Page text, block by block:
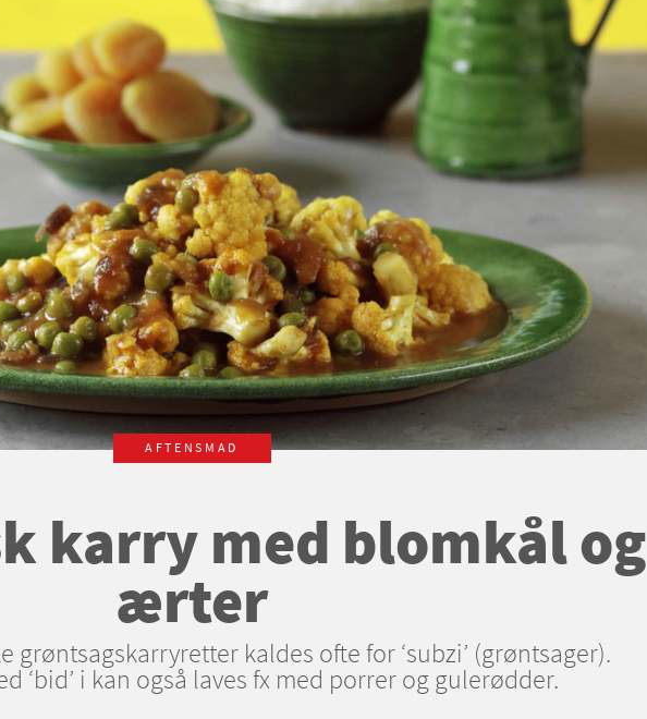
AFTENSMAD
karry med blomkål og
ærter
grøntsagskarryretter kaldes ofte for ‘subzi’ (grøntsager).
‘bid’ i kan også laves fx med porrer og gulerødder.